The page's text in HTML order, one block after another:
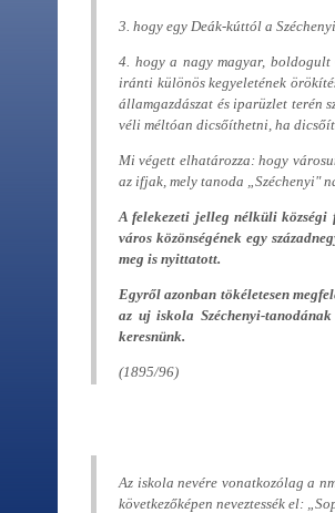
3. hogy egy Deák-kúttól a
4. hogy a nagy magyar, boldogult
iránti különös kegyeletének
államgazdászat és iparüzlet terén
véli méltóan dicsőíthetni, ha
Mi végett elhatározza: hogy
az ifjak, mely tanoda „Széchenyi"
A felekezeti jelleg nélküli községi
város közönségének egy
meg is nyittatott.
Egyről azonban tökéletesen
az uj iskola Széchenyi-
keresnünk.
(1895/96)
Az iskola nevére vonatkozólag a
következőképen neveztessék el: